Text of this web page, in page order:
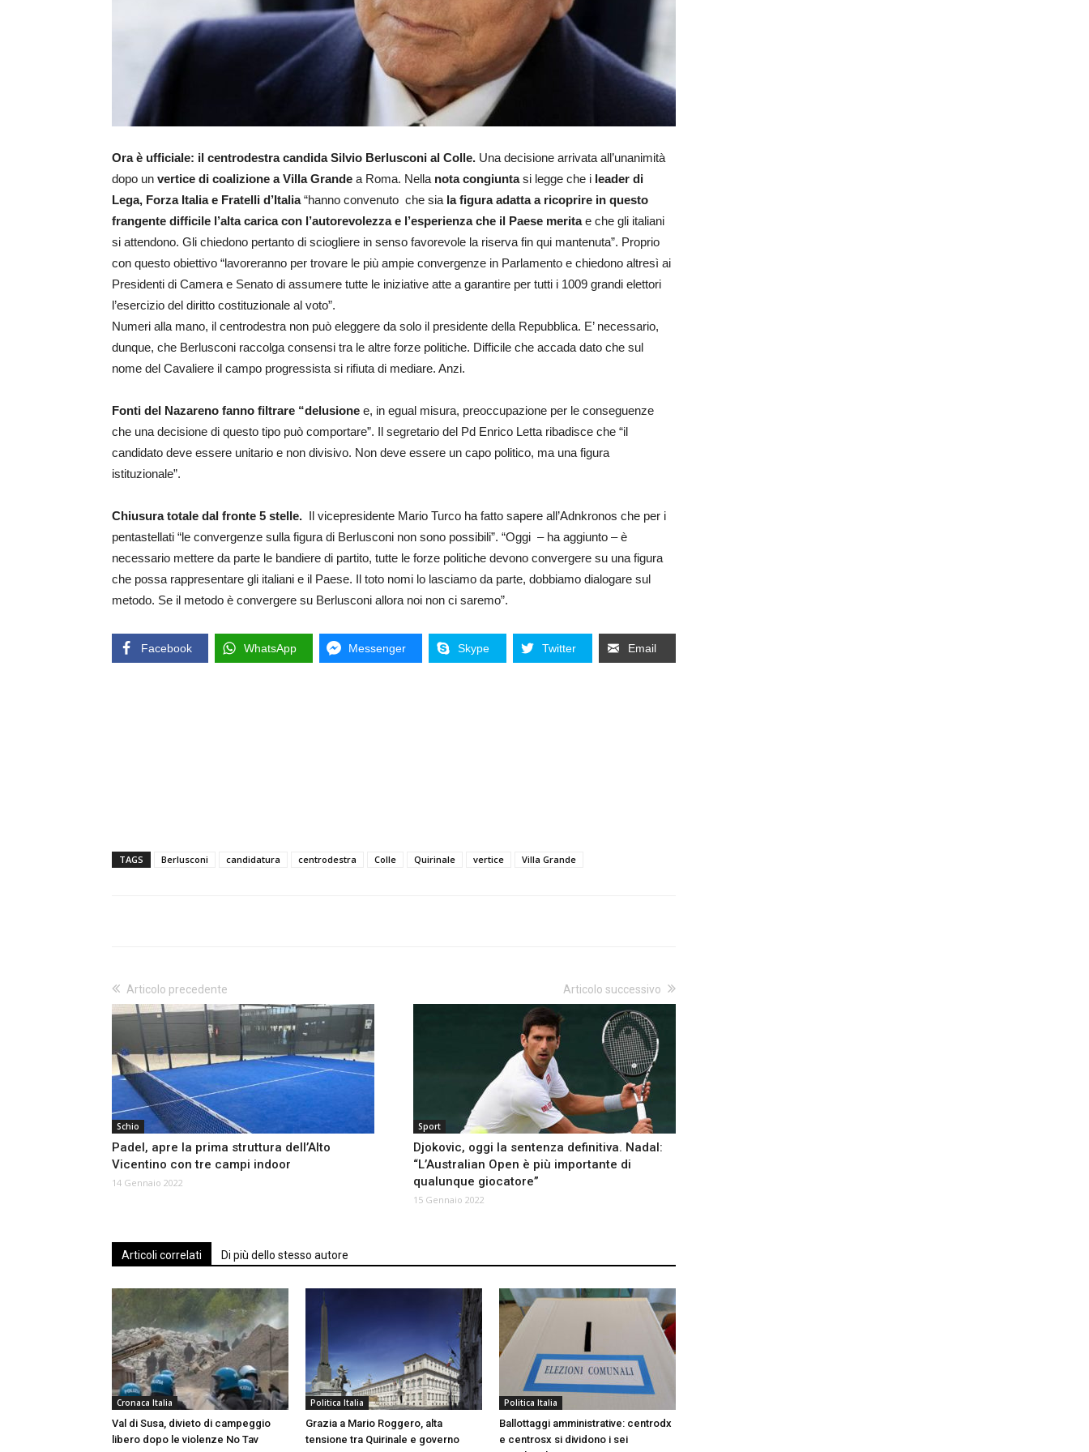
Ora è ufficiale: il centrodestra candida Silvio Berlusconi al Colle. Una decisione arrivata all’unanimità
dopo un vertice di coalizione a Villa Grande a Roma. Nella nota congiuntasi legge che i leader di
Lega, Forza Italia e Fratelli d’Italia“hanno convenuto che sia la figura adatta a ricoprire in questo
frangente difficile l’alta carica con l’autorevolezza e l’esperienza che il Paese meritae che gli italiani
si attendono. Gli chiedono pertanto di sciogliere in senso favorevole la riserva fin qui mantenuta”. Proprio
con questo obiettivo “lavoreranno per trovare le più ampie convergenze in Parlamento e chiedono altresì ai
Presidenti di Camera e Senato di assumere tutte le iniziative atte a garantire per tutti i 1009 grandi elettori
l’esercizio del diritto costituzionale al voto”.
Numeri alla mano, il centrodestra non può eleggere da solo il presidente della Repubblica. E’ necessario,
dunque, che Berlusconi raccolga consensi tra le altre forze politiche. Difficile che accada dato che sul
nome del Cavaliere il campo progressista si rifiuta di mediare. Anzi.
Fonti del Nazareno fanno filtrare “delusione e, in egual misura, preoccupazione per le conseguenze
che una decisione di questo tipo può comportare”. Il segretario del Pd Enrico Letta ribadisce che “il
candidato deve essere unitario e non divisivo. Non deve essere un capo politico, ma una figura
istituzionale”.
Chiusura totale dal fronte 5 stelle. Il vicepresidente Mario Turco ha fatto sapere all’Adnkronos che per i
pentastellati “le convergenze sulla figura di Berlusconi non sono possibili”. “Oggi – ha aggiunto – è
necessario mettere da parte le bandiere di partito, tutte le forze politiche devono convergere su una figura
che possa rappresentare gli italiani e il Paese. Il toto nomi lo lasciamo da parte, dobbiamo dialogare sul
metodo. Se il metodo è convergere su Berlusconi allora noi non ci saremo”.
Facebook WhatsApp Messenger Skype Twitter Email
TAGS Berlusconi candidatura centrodestra Colle Quirinale vertice Villa Grande
Articolo precedente
Schio
Padel, apre la prima struttura dell’Alto
Vicentino con tre campi indoor
14 Gennaio 2022
Articolo successivo
Sport
Djokovic, oggi la sentenza definitiva. Nadal:
“L’Australian Open è più importante di
qualunque giocatore”
15 Gennaio 2022
Articoli correlati Di più dello stesso autore
Cronaca Italia
Val di Susa, divieto di campeggio
libero dopo le violenze No Tav
Politica Italia
Grazia a Mario Roggero, alta
tensione tra Quirinale e governo
Politica Italia
Ballottaggi amministrative: centrodx
e centrosx si dividono i sei